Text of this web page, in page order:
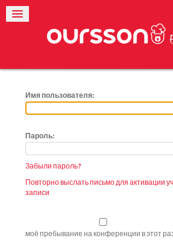
Имя пользователя:
Пароль:
Забыли пароль?
Повторно выслать письмо для активации
записи
моё пребывание на конференции в этот